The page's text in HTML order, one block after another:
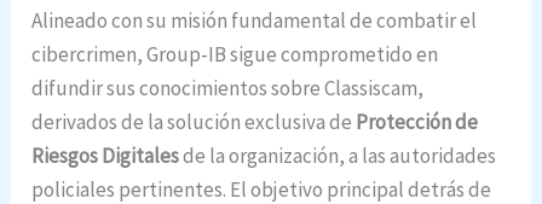
Alineado con su misión fundamental de combatir el
cibercrimen, Group-IB sigue comprometido en
difundir sus conocimientos sobre Classiscam,
derivados de la solución exclusiva de Protección de
Riesgos Digitalesde la organización, a las autoridades
policiales pertinentes. El objetivo principal detrás de